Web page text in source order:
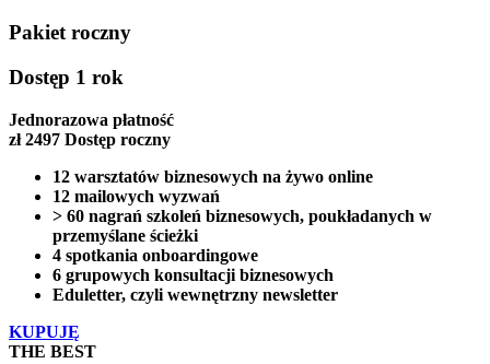
Pakiet roczny
Dostęp 1 rok
Jednorazowa płatność
zł2497 Dostęp roczny
12 warsztatów biznesowych na żywo online
12 mailowych wyzwań
> 60 nagrań szkoleń biznesowych, poukładanych w
przemyślane ścieżki
4 spotkania onboardingowe
6 grupowych konsultacji biznesowych
Eduletter, czyli wewnętrzny newsletter
KUPUJĘ
THE BEST